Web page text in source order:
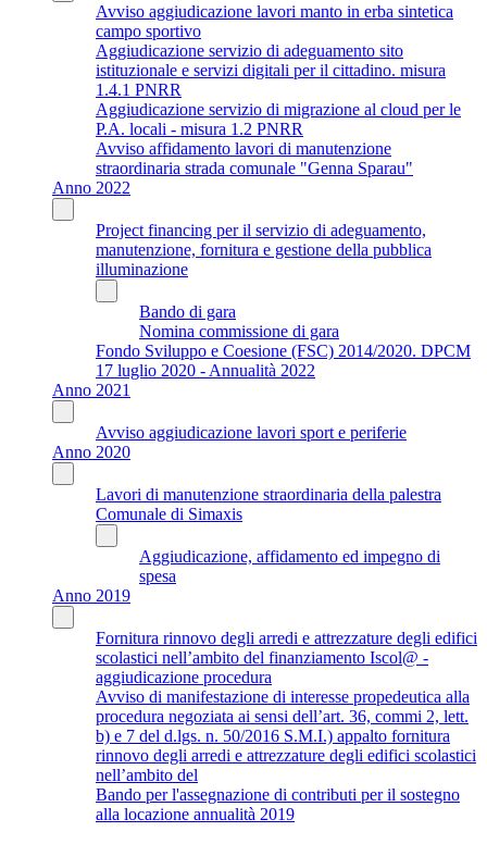
Avviso aggiudicazione lavori manto in erba sintetica
campo sportivo
Aggiudicazione servizio di adeguamento sito
istituzionale e servizi digitali per il cittadino. misura
1.4.1 PNRR
Aggiudicazione servizio di migrazione al cloud per le
P.A. locali - misura 1.2 PNRR
Avviso affidamento lavori di manutenzione
straordinaria strada comunale "Genna Sparau"
Anno 2022
Project financing per il servizio di adeguamento,
manutenzione, fornitura e gestione della pubblica
illuminazione
Bando di gara
Nomina commissione di gara
Fondo Sviluppo e Coesione (FSC) 2014/2020. DPCM
17 luglio 2020 - Annualità 2022
Anno 2021
Avviso aggiudicazione lavori sport e periferie
Anno 2020
Lavori di manutenzione straordinaria della palestra
Comunale di Simaxis
Aggiudicazione, affidamento ed impegno di
spesa
Anno 2019
Fornitura rinnovo degli arredi e attrezzature degli edifici
scolastici nell’ambito del finanziamento Iscol@ -
aggiudicazione procedura
Avviso di manifestazione di interesse propedeutica alla
procedura negoziata ai sensi dell’art. 36, commi 2, lett.
b) e 7 del d.lgs. n. 50/2016 S.M.I.) appalto fornitura
rinnovo degli arredi e attrezzature degli edifici scolastici
nell’ambito del
Bando per l'assegnazione di contributi per il sostegno
alla locazione annualità 2019